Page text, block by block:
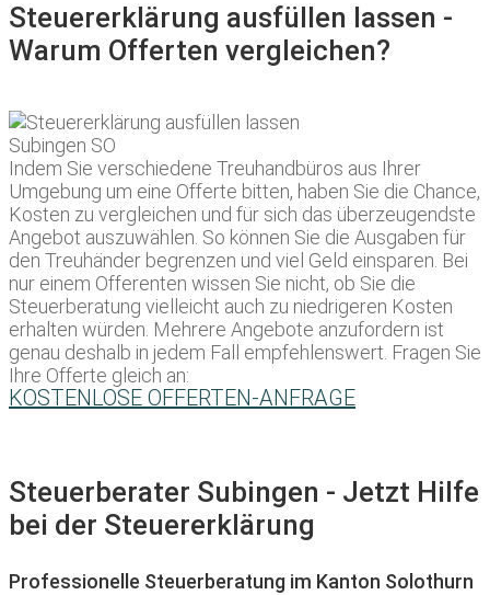
Steuererklärung ausfüllen lassen -
Warum Offerten vergleichen?
Indem Sie verschiedene Treuhandbüros aus Ihrer
Umgebung um eine Offerte bitten, haben Sie die Chance,
Kosten zu vergleichen und für sich das überzeugendste
Angebot auszuwählen. So können Sie die Ausgaben für
den Treuhänder begrenzen und viel Geld einsparen. Bei
nur einem Offerenten wissen Sie nicht, ob Sie die
Steuerberatung vielleicht auch zu niedrigeren Kosten
erhalten würden. Mehrere Angebote anzufordern ist
genau deshalb in jedem Fall empfehlenswert. Fragen Sie
Ihre Offerte gleich an:
KOSTENLOSE OFFERTEN-ANFRAGE
Steuerberater Subingen - Jetzt Hilfe
bei der Steuererklärung
Professionelle Steuerberatung im Kanton Solothurn